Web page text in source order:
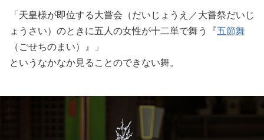
「天皇様が即位する大嘗会（だいじょうえ／大嘗祭だいじ
ょうさい）のときに五人の女性が十二単で舞う『五節舞
（ごせちのまい）』」
というなかなか見ることのできない舞。